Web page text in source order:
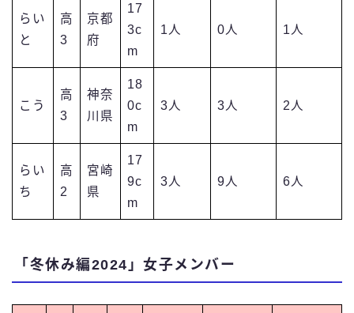
らい
と
高
3
京都
府
17
3c
m
1人 0人 1人
こう
高
3
神奈
川県
18
0c
m
3人 3人 2人
らい
ち
高
2
宮崎
県
17
9c
m
3人 9人 6人
「冬休み編2024」女子メンバー